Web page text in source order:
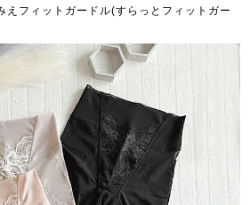
えフィットガードル(すらっとフィットガー